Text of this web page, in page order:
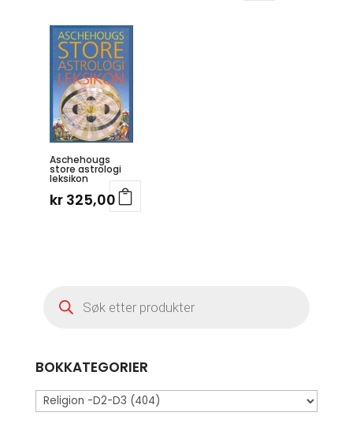
Aschehougs
store astrologi
leksikon
kr325,00
search
BOKKATEGORIER